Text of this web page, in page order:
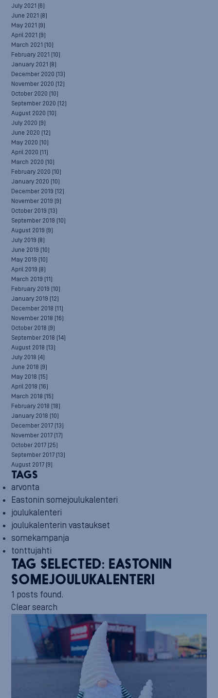
July 2021 (6)
June 2021 (8)
May 2021 (9)
April 2021 (9)
March 2021 (10)
February 2021 (10)
January 2021 (8)
December 2020 (13)
November 2020 (12)
October 2020 (10)
September 2020 (12)
August 2020 (10)
July 2020 (9)
June 2020 (12)
May 2020 (10)
April 2020 (11)
March 2020 (10)
February 2020 (10)
January 2020 (10)
December 2019 (12)
November 2019 (9)
October 2019 (13)
September 2019 (10)
August 2019 (9)
July 2019 (8)
June 2019 (10)
May 2019 (10)
April 2019 (8)
March 2019 (11)
February 2019 (10)
January 2019 (12)
December 2018 (11)
November 2018 (16)
October 2018 (9)
September 2018 (14)
August 2018 (13)
July 2018 (4)
June 2018 (9)
May 2018 (15)
April 2018 (16)
March 2018 (15)
February 2018 (18)
January 2018 (10)
December 2017 (13)
November 2017 (17)
October 2017 (25)
September 2017 (13)
August 2017 (9)
TAGS
arvonta
Eastonin somejoulukalenteri
joulukalenteri
joulukalenterin vastaukset
somekampanja
tonttujahti
TAG SELECTED: EASTONIN
SOMEJOULUKALENTERI
1 posts found.
Clear search